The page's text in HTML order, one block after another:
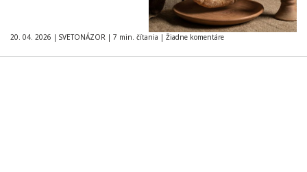
20. 04. 2026 | SVETONÁZOR | 7 min. čítania | Žiadne komentáre